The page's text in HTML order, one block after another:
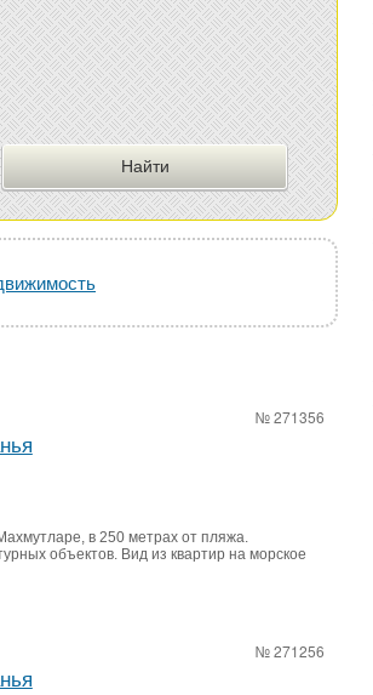
№ 271356
в 250 метрах от пляжа.
объектов. Вид из квартир на морское
№ 271256